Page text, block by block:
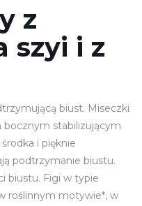
z
szyi i z
biust. Miseczki
bocznym stabilizującym
i pięknie
podtrzymanie biustu.
biustu. Figi w typie
roślinnym motywie*, w